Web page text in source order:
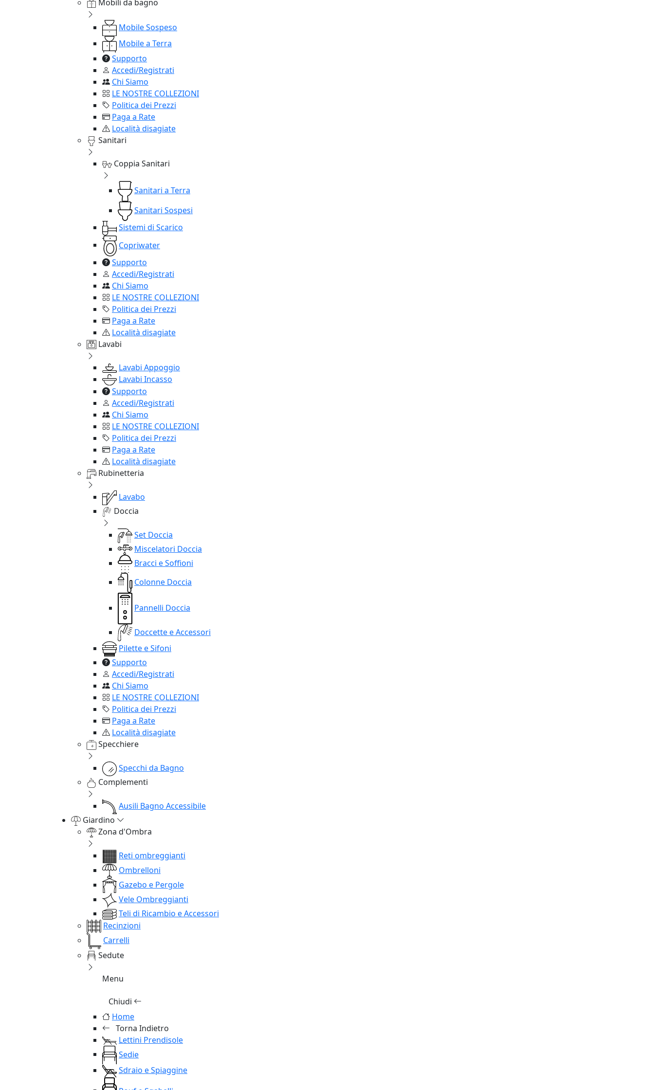
Mobili da bagno
Mobile Sospeso
Mobile a Terra
Supporto
Accedi/Registrati
Chi Siamo
LE NOSTRE COLLEZIONI
Politica dei Prezzi
Paga a Rate
Località disagiate
Sanitari
Coppia Sanitari
Sanitari a Terra
Sanitari Sospesi
Sistemi di Scarico
Copriwater
Supporto
Accedi/Registrati
Chi Siamo
LE NOSTRE COLLEZIONI
Politica dei Prezzi
Paga a Rate
Località disagiate
Lavabi
Lavabi Appoggio
Lavabi Incasso
Supporto
Accedi/Registrati
Chi Siamo
LE NOSTRE COLLEZIONI
Politica dei Prezzi
Paga a Rate
Località disagiate
Rubinetteria
Lavabo
Doccia
Set Doccia
Miscelatori Doccia
Bracci e Soffioni
Colonne Doccia
Pannelli Doccia
Doccette e Accessori
Pilette e Sifoni
Supporto
Accedi/Registrati
Chi Siamo
LE NOSTRE COLLEZIONI
Politica dei Prezzi
Paga a Rate
Località disagiate
Specchiere
Specchi da Bagno
Complementi
Ausili Bagno Accessibile
Giardino
Zona d'Ombra
Reti ombreggianti
Ombrelloni
Gazebo e Pergole
Vele Ombreggianti
Teli di Ricambio e Accessori
Recinzioni
Carrelli
Sedute
Menu
Chiudi
Home
Torna Indietro
Lettini Prendisole
Sedie
Sdraio e Spiaggine